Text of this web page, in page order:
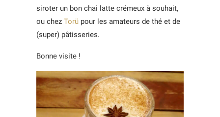
siroter un bon chai latte crémeux à souhait,
ou chez Torü pour les amateurs de thé et de
(super) pâtisseries.
Bonne visite !